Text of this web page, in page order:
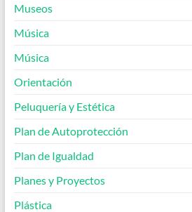
Museos
Música
Música
Orientación
Peluquería y Estética
Plan de Autoprotección
Plan de Igualdad
Planes y Proyectos
Plástica